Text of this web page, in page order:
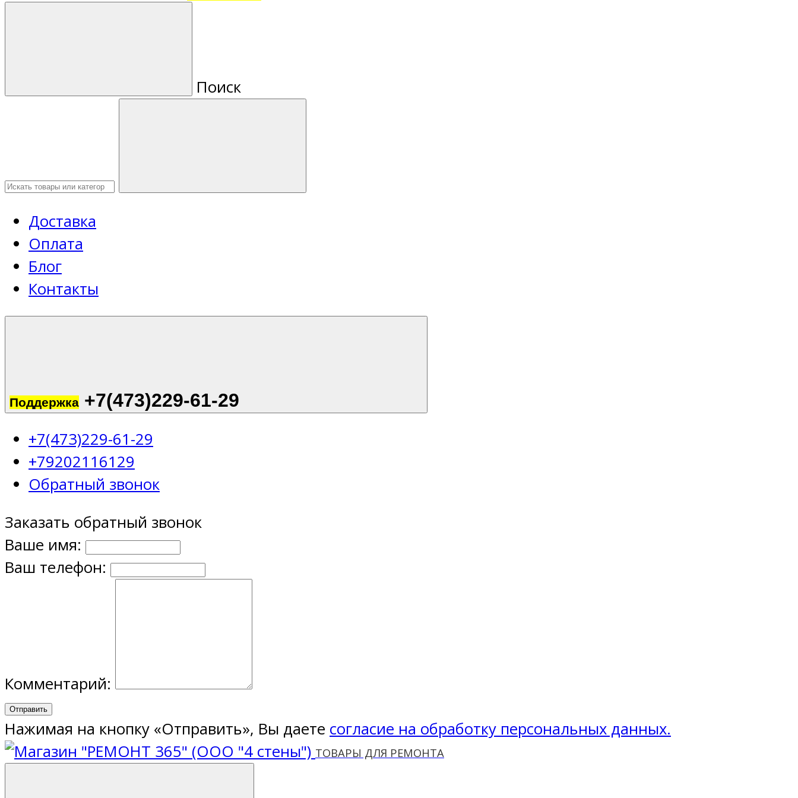
Поиск
Доставка
Оплата
Блог
Контакты
Поддержка +7(473)229-61-29
+7(473)229-61-29
+79202116129
Обратный звонок
Заказать обратный звонок
Ваше имя:
Ваш телефон:
Комментарий:
Отправить
Нажимая на кнопку «Отправить», Вы даете согласие на обработку персональных данных.